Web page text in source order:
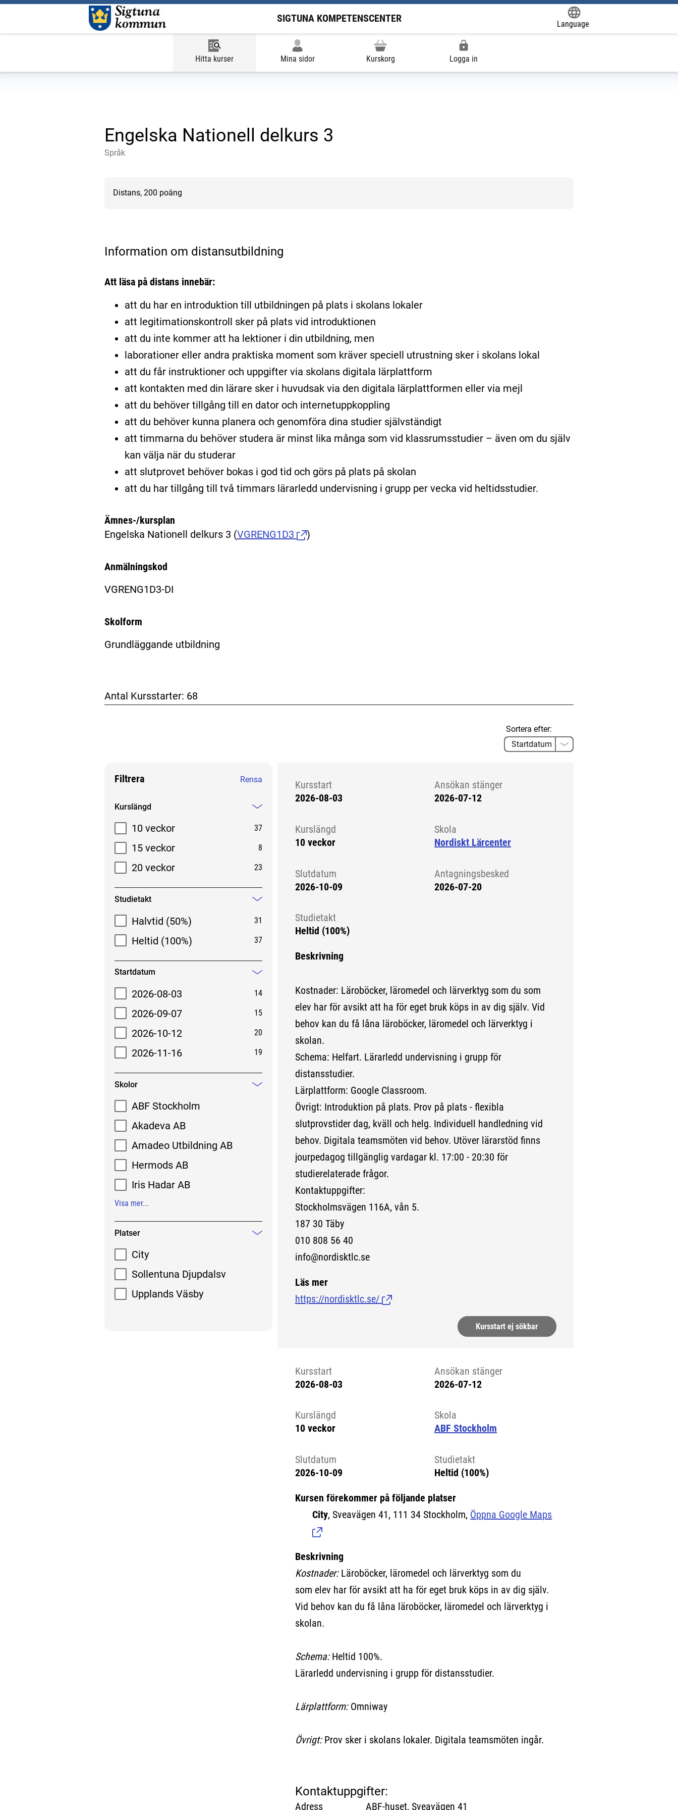
SIGTUNA KOMPETENSCENTER
Language
Hitta kurser Mina sidor Kurskorg Logga in
Engelska Nationell delkurs 3
Språk
Distans, 200 poäng
Information om distansutbildning
Att läsa på distans innebär:
att du har en introduktion till utbildningen på plats i skolans lokaler
att legitimationskontroll sker på plats vid introduktionen
att du inte kommer att ha lektioner i din utbildning, men
laborationer eller andra praktiska moment som kräver speciell utrustning sker i skolans lokal
att du får instruktioner och uppgifter via skolans digitala lärplattform
att kontakten med din lärare sker i huvudsak via den digitala lärplattformen eller via mejl
att du behöver tillgång till en dator och internetuppkoppling
att du behöver kunna planera och genomföra dina studier självständigt
att timmarna du behöver studera är minst lika många som vid klassrumsstudier – även om du själv
kan välja när du studerar
att slutprovet behöver bokas i god tid och görs på plats på skolan
att du har tillgång till två timmars lärarledd undervisning i grupp per vecka vid heltidsstudier.
Ämnes-/kursplan
Engelska Nationell delkurs 3 (VGRENG1D3 )
Anmälningskod
VGRENG1D3-DI
Skolform
Grundläggande utbildning
Antal Kursstarter: 68
Sortera efter:
Filtrera Rensa
Filtrera sökresultat
Kurslängd
10 veckor
37
15 veckor 8
20 veckor 23
Studietakt
Halvtid (50%)
31
Heltid (100%) 37
Startdatum
2026-08-03
14
2026-09-07 15
2026-10-12 20
2026-11-16 19
Skolor
Mindre information
ABF Stockholm
Akadeva AB
Amadeo Utbildning AB
Hermods AB
Iris Hadar AB
Visa mer...
Platser
Mindre information
City
Sollentuna Djupdalsv
Upplands Väsby
Kursstart
2026-08-03
Ansökan stänger
2026-07-12
Kurslängd
10 veckor
Skola
Nordiskt Lärcenter
Slutdatum
2026-10-09
Antagningsbesked
2026-07-20
Studietakt
Heltid (100%)
Beskrivning
Kostnader: Läroböcker, läromedel och lärverktyg som du som
elev har för avsikt att ha för eget bruk köps in av dig själv. Vid
behov kan du få låna läroböcker, läromedel och lärverktyg i
skolan.
Schema: Helfart. Lärarledd undervisning i grupp för
distansstudier.
Lärplattform: Google Classroom.
Övrigt: Introduktion på plats. Prov på plats - flexibla
slutprovstider dag, kväll och helg. Individuell handledning vid
behov. Digitala teamsmöten vid behov. Utöver lärarstöd finns
jourpedagog tillgänglig vardagar kl. 17:00 - 20:30 för
studierelaterade frågor.
Kontaktuppgifter:
Stockholmsvägen 116A, vån 5.
187 30 Täby
010 808 56 40
info@nordisktlc.se
Läs mer
https://nordisktlc.se/ (Länk till extern sida.)
Kursstart ej sökbar
Kursstart
2026-08-03
Ansökan stänger
2026-07-12
Kurslängd
10 veckor
Skola
ABF Stockholm
Slutdatum
2026-10-09
Studietakt
Heltid (100%)
Kursen förekommer på följande platser
City, Sveavägen 41, 111 34 Stockholm, Öppna Google Maps
Beskrivning
Kostnader:Läroböcker, läromedel och lärverktyg som du
som elev har för avsikt att ha för eget bruk köps in av dig själv.
Vid behov kan du få låna läroböcker, läromedel och lärverktyg i
skolan.
Schema:Heltid 100%.
Lärarledd undervisning i grupp för distansstudier.
Lärplattform:Omniway
Övrigt: Prov sker i skolans lokaler. Digitala teamsmöten ingår.
Kontaktuppgifter:
Adress ABF-huset, Sveavägen 41